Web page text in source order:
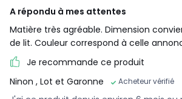
A répondu à mes attentes
Matière très agréable. Dimension
de lit. Couleur correspond à celle
Je recommande ce produit
Ninon , Lot et Garonne Acheteur vérifié